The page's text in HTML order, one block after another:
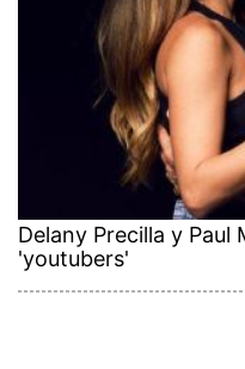
Delany Precilla y
'youtubers'